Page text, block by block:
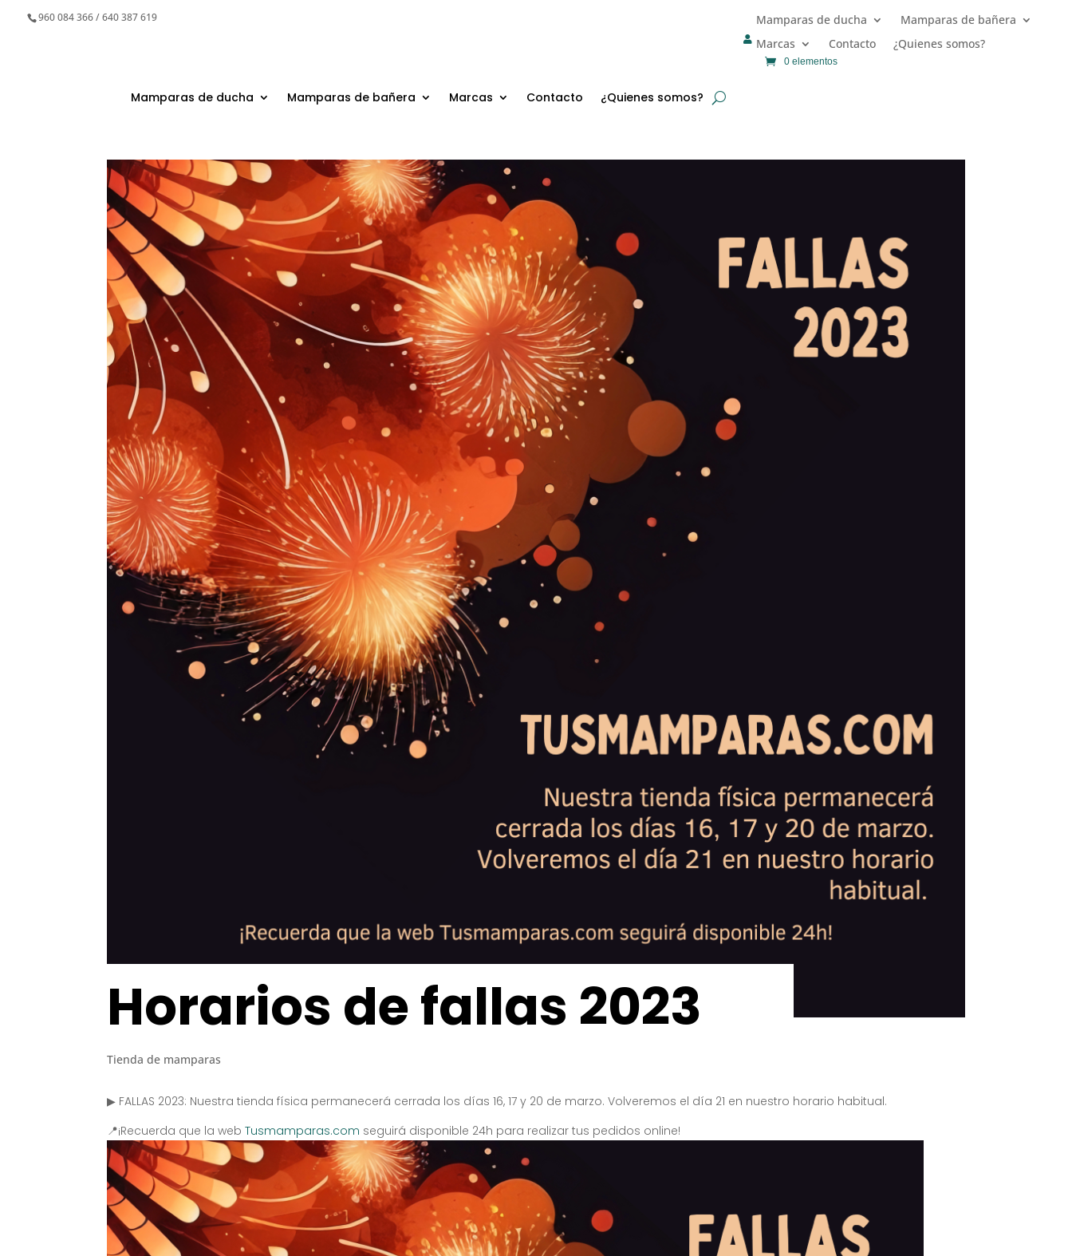
960 084 366 / 640 387 619 Mamparas de ducha
Mamparas de bañera
Marcas
Contacto ¿Quienes somos?
0 elementos

Mamparas de ducha Mamparas de bañera Marcas Contacto ¿Quienes somos?
Horarios de fallas 2023
Tienda de mamparas
▶ FALLAS 2023: Nuestra tienda física permanecerá cerrada los días 16, 17 y 20 de marzo. Volveremos el día 21 en nuestro horario habitual.
📍¡Recuerda que la webTusmamparas.com seguirá disponible 24h para realizar tus pedidos online!